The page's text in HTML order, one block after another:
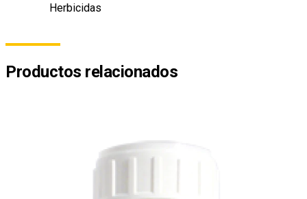
Herbicidas
Productos relacionados